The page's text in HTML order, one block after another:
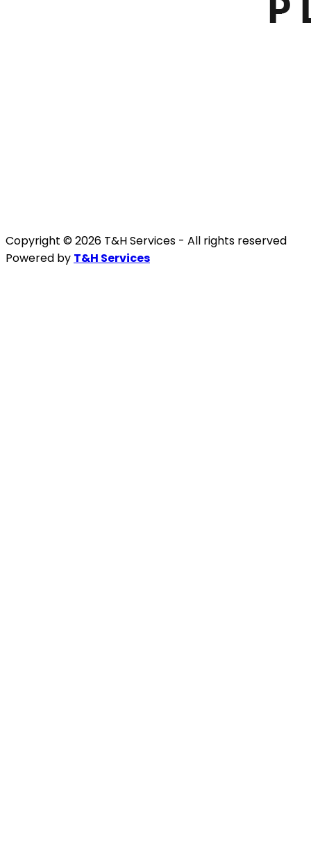
Copyright © 2026 T&H Services - All rights reserved
Powered by T&H Services